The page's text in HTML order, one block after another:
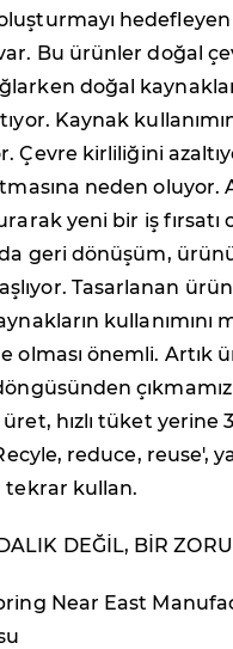
hedefleyen
Bu ürünler doğal
doğal
Kaynak
Çevre kirliliğini
neden oluyor.
yeni bir iş fırsatı
geri dönüşüm,
Tasarlanan
kullanımını
olması önemli. Artık
üret, hızlı tüket yerine
reduce, reuse',
tekrar kullan.
DEĞİL, BİR
Near East